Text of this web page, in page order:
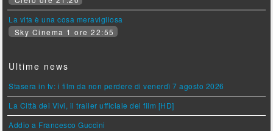
La vita è una cosa meravigliosa
Sky Cinema 1 ore 22:55
Ultime news
Stasera in tv: i film da non perdere di venerdì 7 agosto 2026
La Città dei Vivi, il trailer ufficiale del film [HD]
Addio a Francesco Guccini